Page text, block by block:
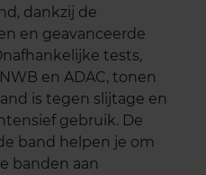
dankzij de
en geavanceerde
tests,
en ADAC, tonen
is tegen slijtage en
gebruik. De
band helpen je om
banden aan